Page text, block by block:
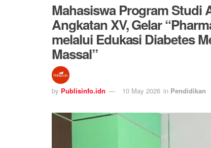
Mahasiswa Program Studi
Angkatan XV, Gelar
melalui Edukasi Diabetes
Massal”
by Publisinfo.idn 10 May 2026 in Pendidikan